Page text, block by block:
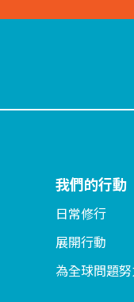
我們的行動
日常修行
展開行動
為全球問題